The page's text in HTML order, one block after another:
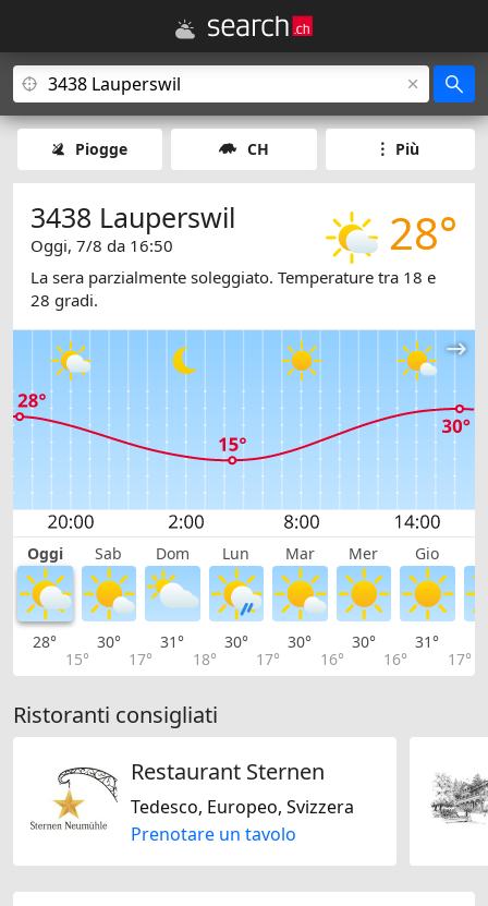
Piogge CH Più
28°
3438 Lauperswil
Oggi, 7/8 da 16:50
La sera parzialmente soleggiato. Temperature tra 18 e
28 gradi.
Oggi Sab Dom Lun Mar Mer Gio
28°
15°
30°
17°
31°
18°
30°
17°
30°
16°
30°
16°
31°
17°
Ristoranti consigliati
Restaurant Sternen
Tedesco, Europeo, Svizzera
Prenotare un tavolo